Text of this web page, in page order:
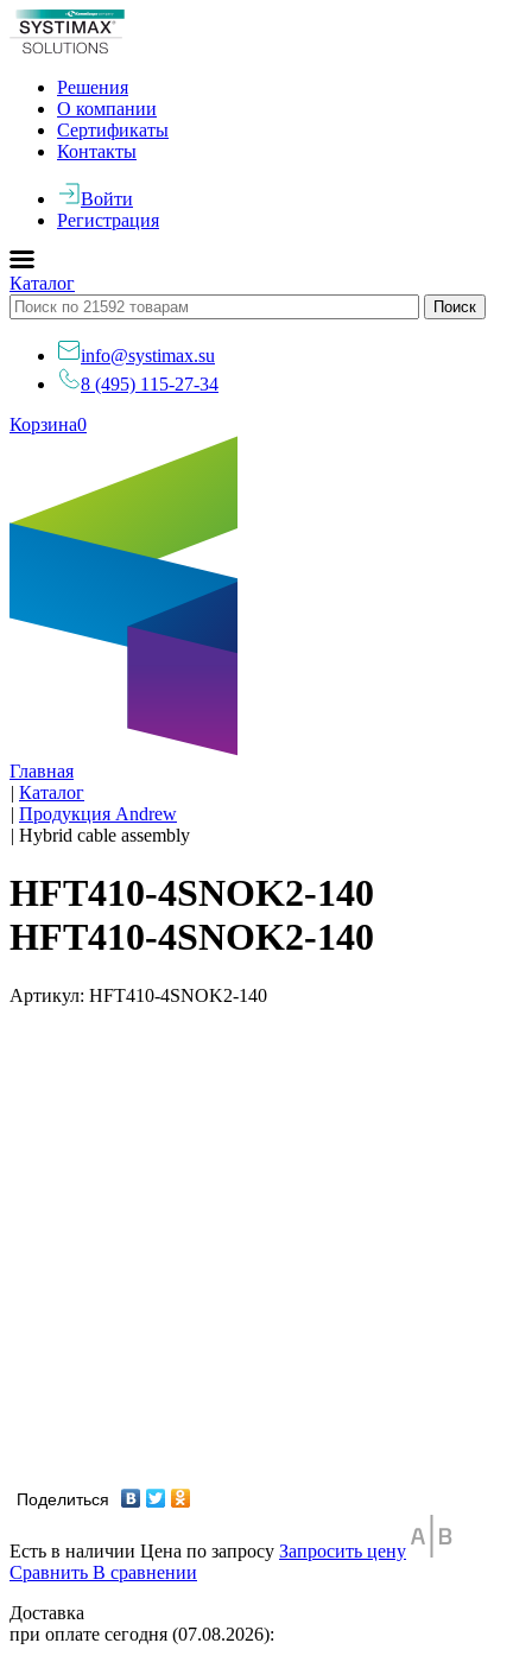
Решения
О компании
Сертификаты
Контакты
Войти
Регистрация
Каталог
info@systimax.su
8 (495) 115-27-34
Корзина0
Главная
| Каталог
| Продукция Andrew
| Hybrid cable assembly
HFT410-4SNOK2-140
HFT410-4SNOK2-140
Артикул: HFT410-4SNOK2-140
Поделиться
Есть в наличии Цена по запросу Запросить цену
Сравнить В сравнении
Доставка
при оплате сегодня (07.08.2026):